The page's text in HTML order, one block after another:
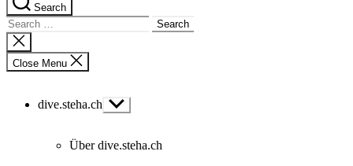
Search
Search
for:
Close
search
Close Menu
dive.steha.ch Show
sub
Über dive.steha.ch